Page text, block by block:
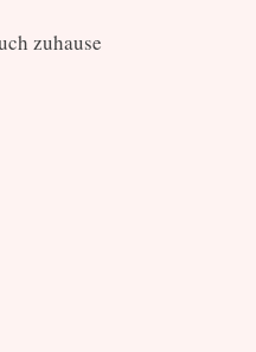
zuhause